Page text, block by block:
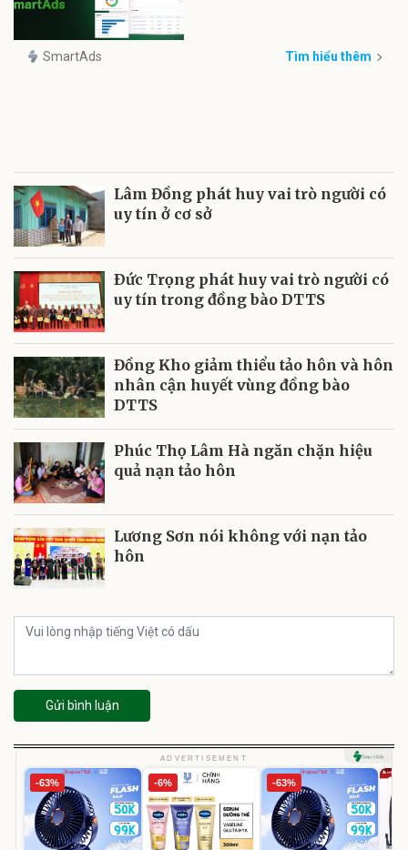
SmartAds Tìm hiểu thêm
Lâm Đồng phát huy vai trò người có
uy tín ở cơ sở
Ðức Trọng phát huy vai trò người có
uy tín trong đồng bào DTTS
Đồng Kho giảm thiểu tảo hôn và hôn
nhân cận huyết vùng đồng bào
DTTS
Phúc Thọ Lâm Hà ngăn chặn hiệu
quả nạn tảo hôn
Lương Sơn nói không với nạn tảo
hôn
Gửi bình luận
ADVERTISEMENT
-63% -6% -63%